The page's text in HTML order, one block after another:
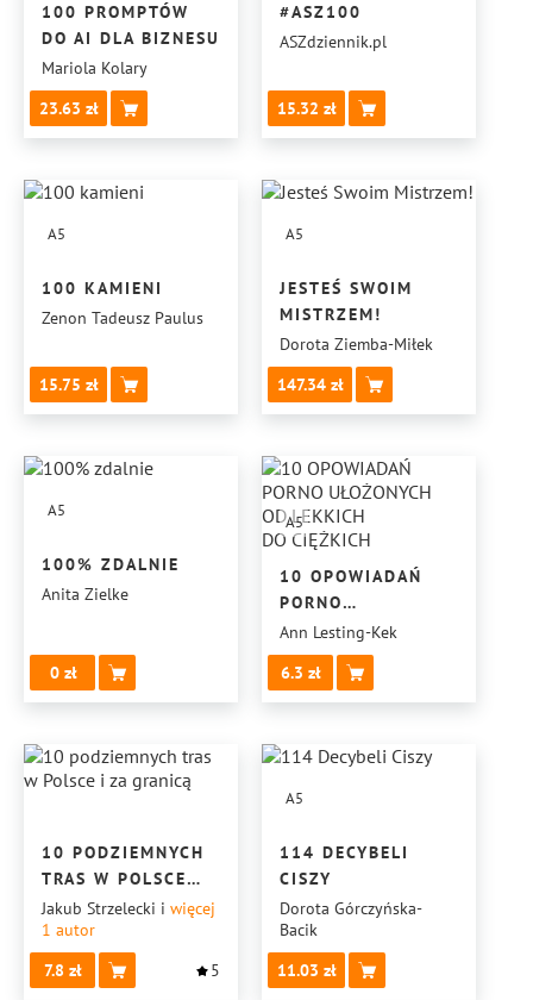
100 PROMPTÓW
DO AI DLA BIZNESU
Mariola Kolary
23.63
#ASZ100
ASZdziennik.pl
15.32
A5
100 KAMIENI
Zenon Tadeusz Paulus
15.75
A5
JESTEŚ SWOIM
MISTRZEM!
Dorota Ziemba-Miłek
147.34
A5
100% ZDALNIE
Anita Zielke
0
A5
10 OPOWIADAŃ
PORNO
UŁOŻONYCH
OD LEKKICH
DO CIĘŻKICH
Ann Lesting-Kek
6.3
10 PODZIEMNYCH
TRAS W POLSCE
I ZA GRANICĄ
Jakub Strzelecki i więcej
1 autor
7.8
5
A5
114 DECYBELI
CISZY
Dorota Górczyńska-
Bacik
11.03